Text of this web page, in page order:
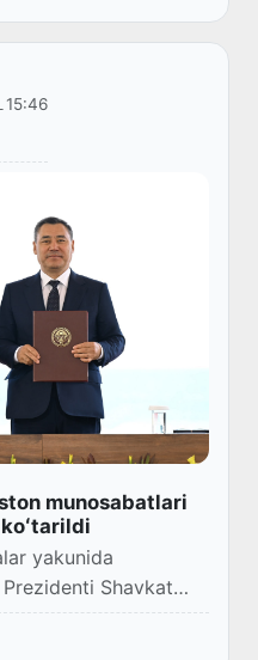
15:46
munosabatlari
yakunida
Shavkat
Prezidenti